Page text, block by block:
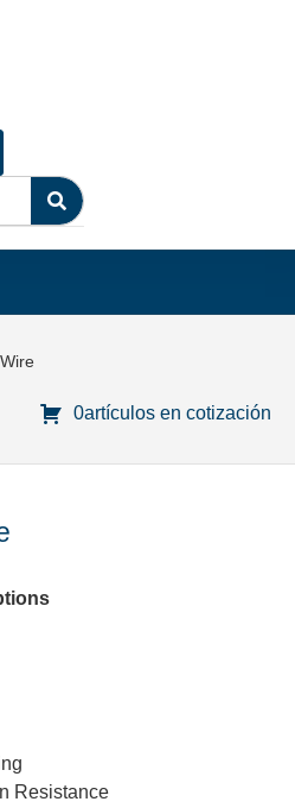
0artículos en cotización
Resistance